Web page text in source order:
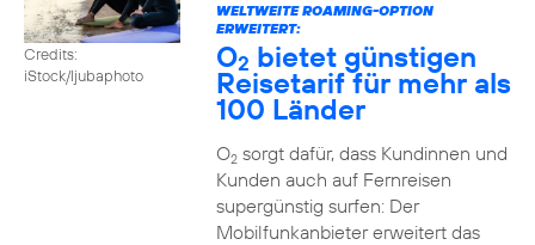
Credits:
iStock/ljubaphoto
WELTWEITE ROAMING-OPTION
ERWEITERT:
O2 bietet günstigen
Reisetarif für mehr als
100 Länder
O2sorgt dafür, dass Kundinnen und
Kunden auch auf Fernreisen
supergünstig surfen: Der
Mobilfunkanbieter erweitert das